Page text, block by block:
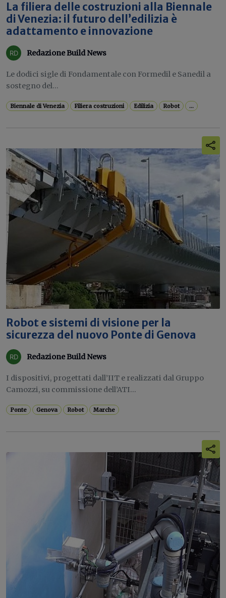
La filiera delle costruzioni alla Biennale
di Venezia: il futuro dell’edilizia è
adattamento e innovazione
Redazione Build News
Le dodici sigle di Fondamentale con Formedil e Sanedil a
sostegno del...
Biennale di Venezia Filiera costruzioni Edilizia Robot ...
Robot e sistemi di visione per la
sicurezza del nuovo Ponte di Genova
Redazione Build News
I dispositivi, progettati dall’IIT e realizzati dal Gruppo
Camozzi, su commissione dell’ATI...
Ponte Genova Robot Marche